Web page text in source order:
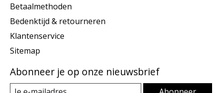
Betaalmethoden
Bedenktijd & retourneren
Klantenservice
Sitemap
Abonneer je op onze nieuwsbrief